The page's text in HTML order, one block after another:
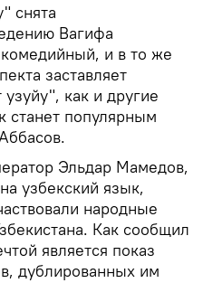
снята
Вагифа
и в то же
заставляет
как и другие
станет популярным
Эльдар Мамедов,
узбекский язык,
народные
Как сообщил
является показ
дублированных им